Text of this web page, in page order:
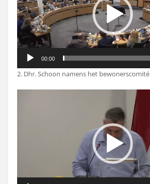
00:00
2. Dhr. Schoon namens het bewonerscomité